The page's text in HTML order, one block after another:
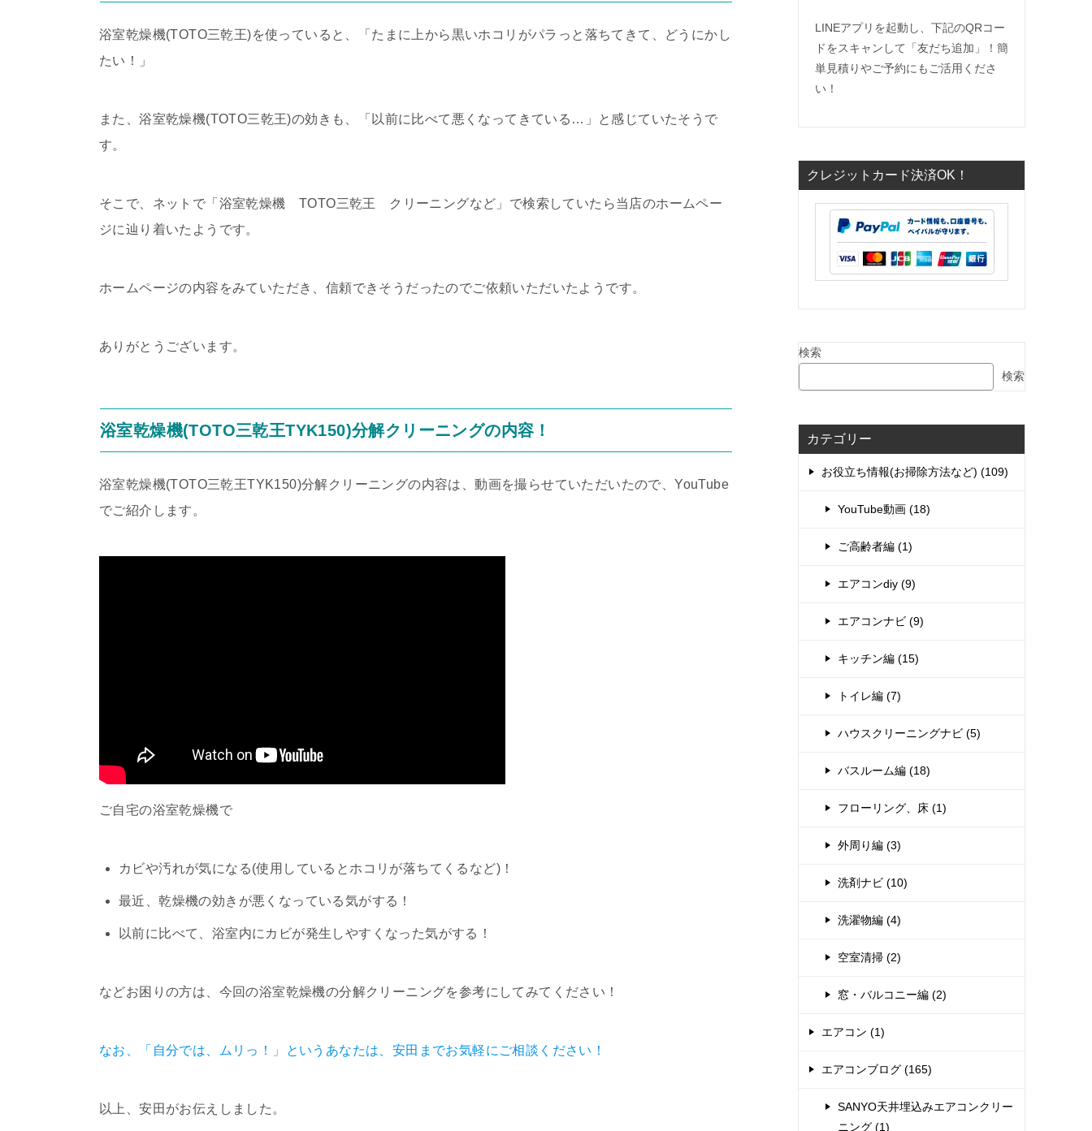
浴室乾燥機(TOTO三乾王)を使っていると、「たまに上から黒いホコリがパラっと落ちてきて、どうにかし
たい！」
また、浴室乾燥機(TOTO三乾王)の効きも、「以前に比べて悪くなってきている…」と感じていたそうで
す。
そこで、ネットで「浴室乾燥機 TOTO三乾王 クリーニングなど」で検索していたら当店のホームペー
ジに辿り着いたようです。
ホームページの内容をみていただき、信頼できそうだったのでご依頼いただいたようです。
ありがとうございます。
浴室乾燥機(TOTO三乾王TYK150)分解クリーニングの内容！
浴室乾燥機(TOTO三乾王TYK150)分解クリーニングの内容は、動画を撮らせていただいたので、YouTube
でご紹介します。
ご自宅の浴室乾燥機で
カビや汚れが気になる(使用しているとホコリが落ちてくるなど)！
最近、乾燥機の効きが悪くなっている気がする！
以前に比べて、浴室内にカビが発生しやすくなった気がする！
などお困りの方は、今回の浴室乾燥機の分解クリーニングを参考にしてみてください！
なお、「自分では、ムリっ！」というあなたは、安田までお気軽にご相談ください！
以上、安田がお伝えしました。
LINEアプリを起動し、下記のQRコー
ドをスキャンして「友だち追加」！簡
単見積りやご予約にもご活用くださ
い！
クレジットカード決済OK！
検索
検索
カテゴリー
お役立ち情報(お掃除方法など) (109)
YouTube動画 (18)
ご高齢者編 (1)
エアコンdiy (9)
エアコンナビ (9)
キッチン編 (15)
トイレ編 (7)
ハウスクリーニングナビ (5)
バスルーム編 (18)
フローリング、床 (1)
外周り編 (3)
洗剤ナビ (10)
洗濯物編 (4)
空室清掃 (2)
窓・バルコニー編 (2)
エアコン (1)
エアコンブログ (165)
SANYO天井埋込みエアコンクリー
ニング (1)